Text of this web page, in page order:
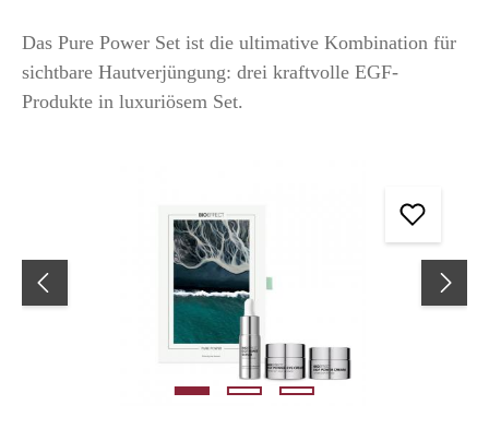
Das Pure Power Set ist die ultimative Kombination für
sichtbare Hautverjüngung: drei kraftvolle EGF-
Produkte in luxuriösem Set.